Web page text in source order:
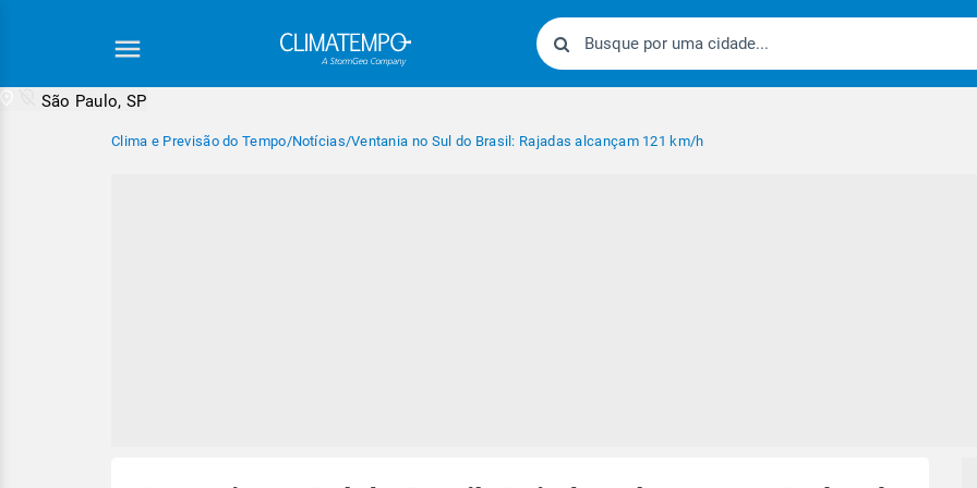
São Paulo, SP
Clima e Previsão do Tempo/Notícias/Ventania no Sul do Brasil: Rajadas alcançam 121 km/h